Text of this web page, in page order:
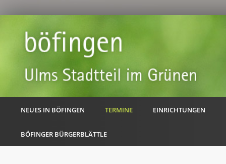
NEUES IN BÖFINGEN TERMINE EINRICHTUNGEN
BÖFINGER BÜRGERBLÄTTLE